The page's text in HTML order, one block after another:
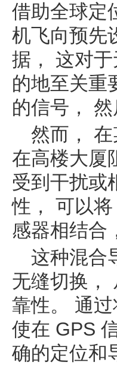
借助全球定
机飞向预先
据， 这对
的地至关重
的信号，
然而，
在高楼大厦
受到干扰或
性， 可以
感器相结合
这种混合
无缝切换，
靠性。 通
使在 GPS
确的定位和